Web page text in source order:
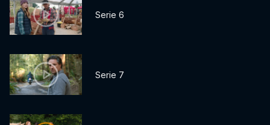
Serie 6
Serie 7